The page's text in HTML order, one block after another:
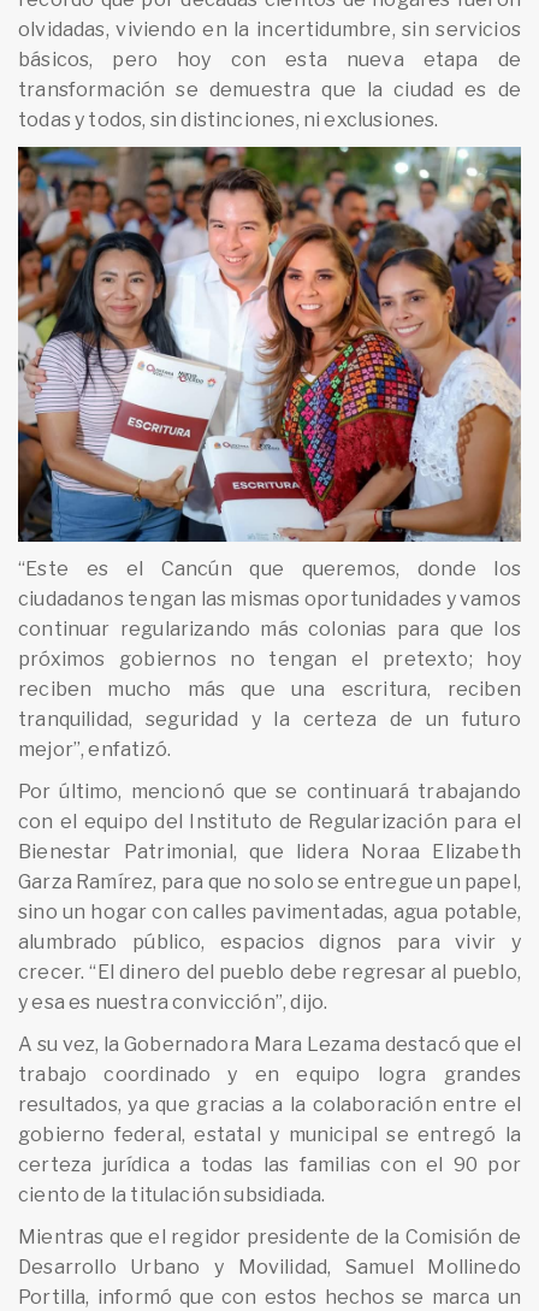
olvidadas, viviendo en la incertidumbre, sin servicios
básicos, pero hoy con esta nueva etapa de
transformación se demuestra que la ciudad es de
todas y todos, sin distinciones, ni exclusiones.
“Este es el Cancún que queremos, donde los
ciudadanos tengan las mismas oportunidades y vamos
continuar regularizando más colonias para que los
próximos gobiernos no tengan el pretexto; hoy
reciben mucho más que una escritura, reciben
tranquilidad, seguridad y la certeza de un futuro
mejor”, enfatizó.
Por último, mencionó que se continuará trabajando
con el equipo del Instituto de Regularización para el
Bienestar Patrimonial, que lidera Noraa Elizabeth
Garza Ramírez, para que no solo se entregue un papel,
sino un hogar con calles pavimentadas, agua potable,
alumbrado público, espacios dignos para vivir y
crecer. “El dinero del pueblo debe regresar al pueblo,
y esa es nuestra convicción”, dijo.
A su vez, la Gobernadora Mara Lezama destacó que el
trabajo coordinado y en equipo logra grandes
resultados, ya que gracias a la colaboración entre el
gobierno federal, estatal y municipal se entregó la
certeza jurídica a todas las familias con el 90 por
ciento de la titulación subsidiada.
Mientras que el regidor presidente de la Comisión de
Desarrollo Urbano y Movilidad, Samuel Mollinedo
Portilla, informó que con estos hechos se marca un